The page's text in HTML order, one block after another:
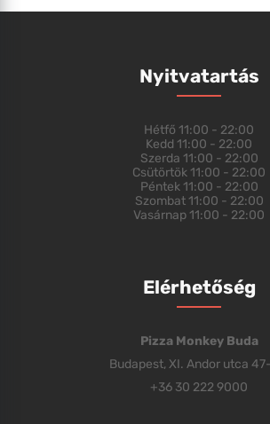
Nyitvatartás
Hétfő 11:00 - 22:00
Kedd 11:00 - 22:00
Szerda 11:00 - 22:00
Csütörtök 11:00 - 22:00
Péntek 11:00 - 22:00
Szombat 11:00 - 22:00
Vasárnap 11:00 - 22:00
Elérhetőség
Pizza Monkey Buda
Budapest, XI. Andor utca
+36 30 222 9000